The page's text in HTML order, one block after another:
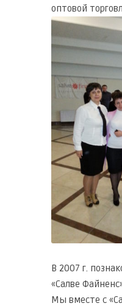
оптовой
В 2007 г.
«Салве
Мы вместе с